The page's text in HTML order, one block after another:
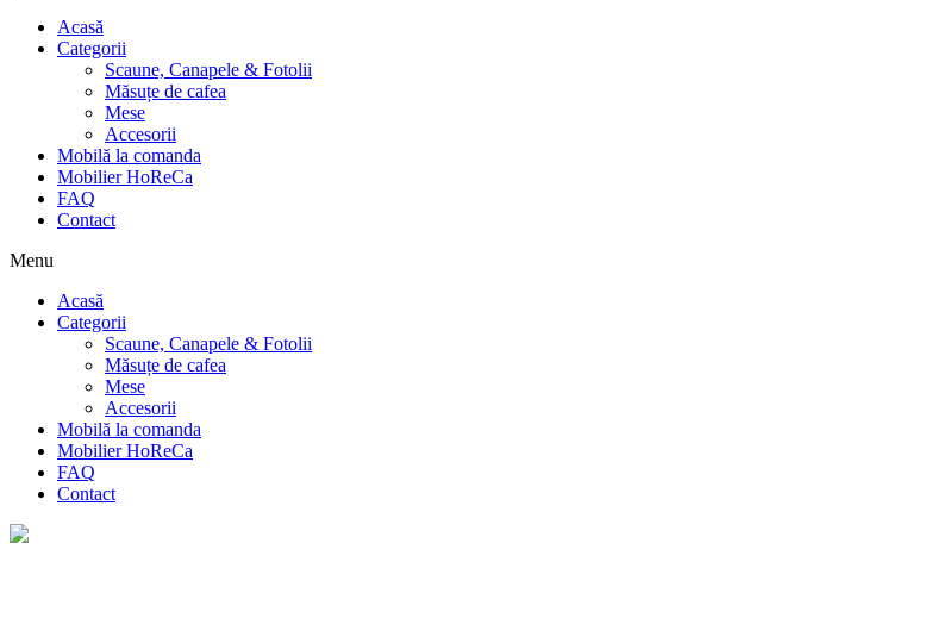
Acasă
Categorii
Scaune, Canapele & Fotolii
Măsuțe de cafea
Mese
Accesorii
Mobilă la comanda
Mobilier HoReCa
FAQ
Contact
Menu
Acasă
Categorii
Scaune, Canapele & Fotolii
Măsuțe de cafea
Mese
Accesorii
Mobilă la comanda
Mobilier HoReCa
FAQ
Contact